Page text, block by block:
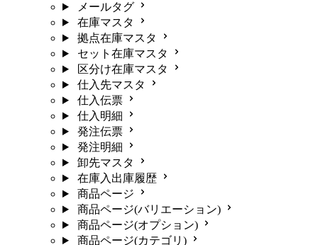
メールタグ
在庫マスタ
拠点在庫マスタ
セット在庫マスタ
区分け在庫マスタ
仕入先マスタ
仕入伝票
仕入明細
発注伝票
発注明細
卸先マスタ
在庫入出庫履歴
商品ページ
商品ページ(バリエーション)
商品ページ(オプション)
商品ページ(カテゴリ)